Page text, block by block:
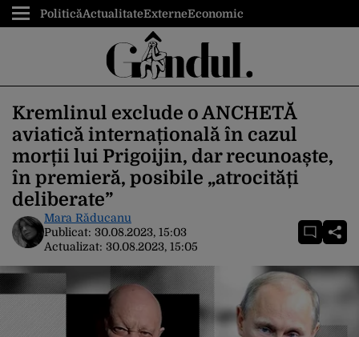
PoliticăActualitateExterneEconomic
Kremlinul exclude o ANCHETĂ
aviatică internațională în cazul
morții lui Prigoijin, dar recunoaște,
în premieră, posibile „atrocități
deliberate”
Mara Răducanu
Publicat: 30.08.2023, 15:03
Actualizat: 30.08.2023, 15:05